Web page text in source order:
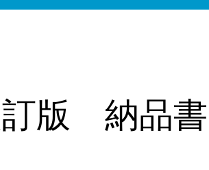
版 納品